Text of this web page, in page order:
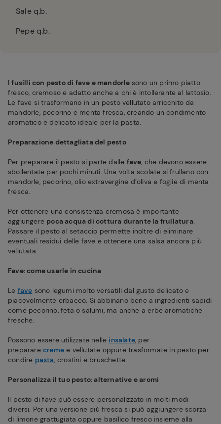
Sale q.b.
Pepe q.b.
Ifusilli con pesto di fave e mandorle sono un primo piatto
fresco, cremoso e adatto anche a chi è intollerante al lattosio.
Le fave si trasformano in un pesto vellutato arricchito da
mandorle, pecorino e menta fresca, creando un condimento
aromatico e delicato ideale per la pasta.
Preparazione dettagliata del pesto
Per preparare il pesto si parte dalle fave, che devono essere
sbollentate per pochi minuti. Una volta scolate si frullano con
mandorle, pecorino, olio extravergine d’oliva e foglie di menta
fresca.
Per ottenere una consistenza cremosa è importante
aggiungere poca acqua di cottura durante la frullatura.
Passare il pesto al setaccio permette inoltre di eliminare
eventuali residui delle fave e ottenere una salsa ancora più
vellutata.
Fave: come usarle in cucina
Le fave sono legumi molto versatili dal gusto delicato e
piacevolmente erbaceo. Si abbinano bene a ingredienti sapidi
come pecorino, feta o salumi, ma anche a erbe aromatiche
fresche.
Possono essere utilizzate nelle insalate, per
preparare creme e vellutate oppure trasformate in pesto per
condire pasta, crostini e bruschette.
Personalizza il tuo pesto: alternative e aromi
Il pesto di fave può essere personalizzato in molti modi
diversi. Per una versione più fresca si può aggiungere scorza
di limone grattugiata oppure basilico fresco insieme alla